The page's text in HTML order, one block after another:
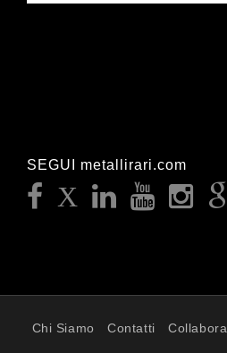
SEGUI metallirari.com
Chi Siamo Contatti Collabora